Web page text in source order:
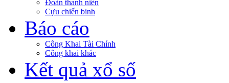
Đoàn thanh niên
Cựu chiến binh
Báo cáo
Công Khai Tài Chính
Công khai khác
Kết quả xổ số